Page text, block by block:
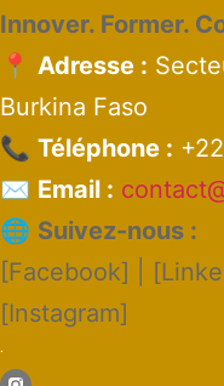
Innover. Former.
📍 Adresse :
Burkina Faso
📞 Téléphone :
✉️ Email :
🌐 Suivez-nous :
[Facebook] |
[Instagram]
.